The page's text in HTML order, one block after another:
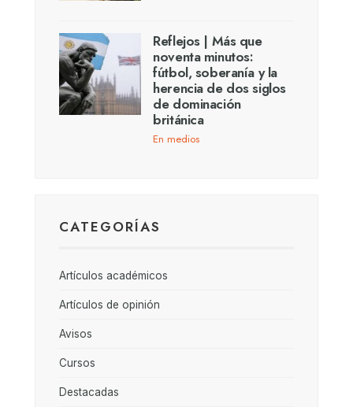
Reflejos | Más que
noventa minutos:
fútbol, soberanía y la
herencia de dos siglos
de dominación
británica
En medios
CATEGORÍAS
Artículos académicos
Artículos de opinión
Avisos
Cursos
Destacadas